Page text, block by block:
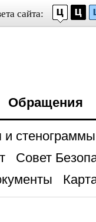
сайта:
Обращения
и стенограммы
Совет